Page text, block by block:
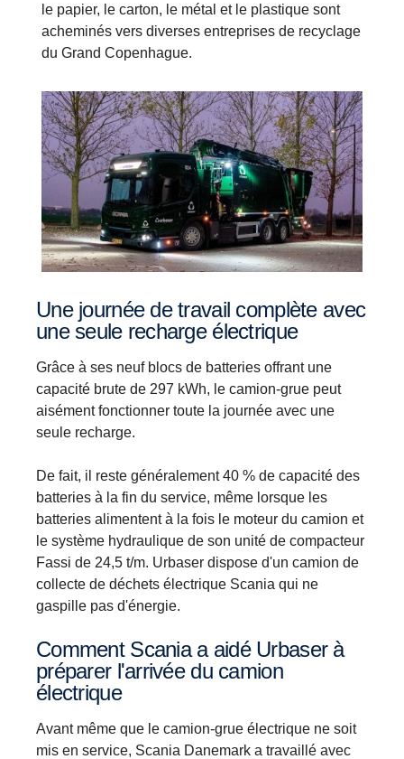
le papier, le carton, le métal et le plastique sont
acheminés vers diverses entreprises de recyclage
du Grand Copenhague.
Une journée de travail complète avec
une seule recharge électrique
Grâce à ses neuf blocs de batteries offrant une
capacité brute de 297 kWh, le camion-grue peut
aisément fonctionner toute la journée avec une
seule recharge.
De fait, il reste généralement 40 % de capacité des
batteries à la fin du service, même lorsque les
batteries alimentent à la fois le moteur du camion et
le système hydraulique de son unité de compacteur
Fassi de 24,5 t/m. Urbaser dispose d'un camion de
collecte de déchets électrique Scania qui ne
gaspille pas d'énergie.
Comment Scania a aidé Urbaser à
préparer l'arrivée du camion
électrique
Avant même que le camion-grue électrique ne soit
mis en service, Scania Danemark a travaillé avec